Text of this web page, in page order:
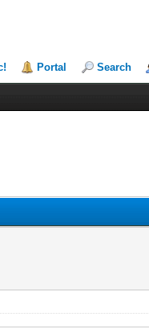
Portal Search